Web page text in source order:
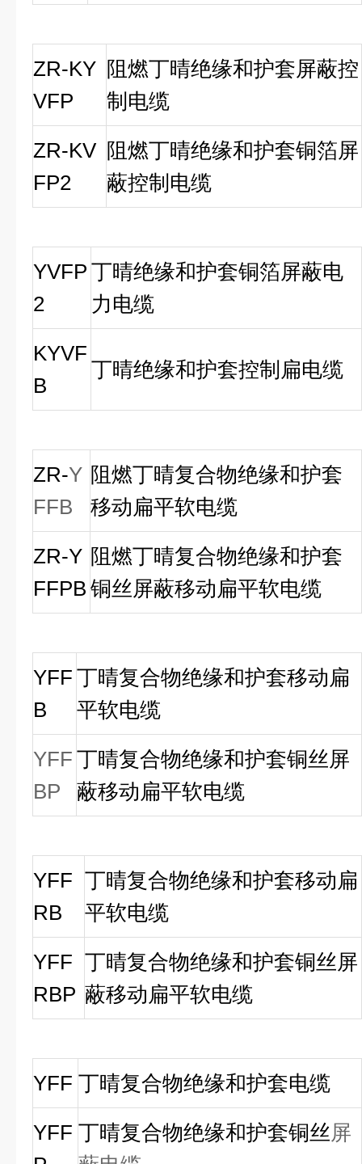
ZR-KY
VFP
阻燃丁晴绝缘和护套屏蔽控
制电缆
ZR-KV
FP2
阻燃丁晴绝缘和护套铜箔屏
蔽控制电缆
YVFP
2
丁晴绝缘和护套铜箔屏蔽电
力电缆
KYVF
B
丁晴绝缘和护套控制扁电缆
ZR-Y
FFB
阻燃丁晴复合物绝缘和护套
移动扁平软电缆
ZR-Y
FFPB
阻燃丁晴复合物绝缘和护套
铜丝屏蔽移动扁平软电缆
YFF
B
丁晴复合物绝缘和护套移动扁
平软电缆
YFF
BP
丁晴复合物绝缘和护套铜丝屏
蔽移动扁平软电缆
YFF
RB
丁晴复合物绝缘和护套移动扁
平软电缆
YFF
RBP
丁晴复合物绝缘和护套铜丝屏
蔽移动扁平软电缆
YFF 丁晴复合物绝缘和护套电缆
YFF 丁晴复合物绝缘和护套铜丝屏